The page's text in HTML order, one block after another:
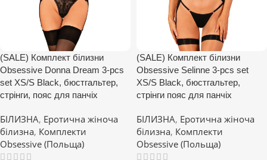
(SALE) Комплект білизни
Obsessive Donna Dream 3-pcs
set XS/S Black, бюстгальтер,
стрінги, пояс для панчіх
БІЛИЗНА, Еротична жіноча
білизна, Комплекти
Obsessive (Польща)
(SALE) Комплект білизни
Obsessive Selinne 3-pcs set
XS/S Black, бюстгальтер,
стрінги пояс для панчіх
БІЛИЗНА, Еротична жіноча
білизна, Комплекти
Obsessive (Польща)